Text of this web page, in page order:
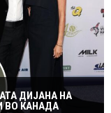
ДИЈАНА НА
ВО КАНАДА